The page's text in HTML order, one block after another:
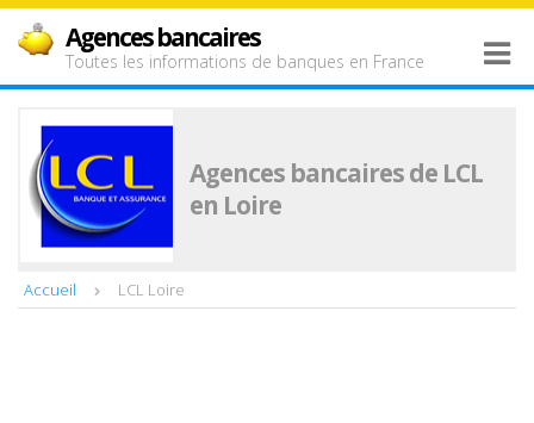
Agences bancaires
Toutes les informations de banques en France
Agences bancaires de LCL
en Loire
Accueil LCL Loire